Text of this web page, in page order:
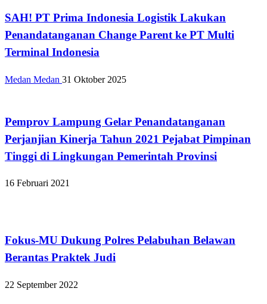
SAH! PT Prima Indonesia Logistik Lakukan
Penandatanganan Change Parent ke PT Multi
Terminal Indonesia
Medan Medan 31 Oktober 2025
Pemprov Lampung Gelar Penandatanganan
Perjanjian Kinerja Tahun 2021 Pejabat Pimpinan
Tinggi di Lingkungan Pemerintah Provinsi
16 Februari 2021
Fokus-MU Dukung Polres Pelabuhan Belawan
Berantas Praktek Judi
22 September 2022